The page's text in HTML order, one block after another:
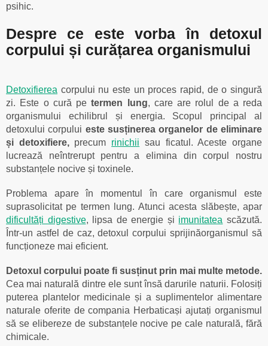
psihic.
Despre ce este vorba în detoxul
corpului și curățarea organismului
Detoxifierea corpului nu este un proces rapid, de o singură
zi. Este o cură petermen lung, care are rolul de a reda
organismului echilibrul și energia. Scopul principal al
detoxului corpului este susținerea organelor de eliminare
și detoxifiere,precum rinichii sau ficatul. Aceste organe
lucrează neîntrerupt pentru a elimina din corpul nostru
substanțele nocive și toxinele.
Problema apare în momentul în care organismul este
suprasolicitat pe termen lung. Atunci acesta slăbește, apar
dificultăți digestive, lipsa de energie și imunitatea scăzută.
Într-un astfel de caz, detoxul corpului sprijinăorganismul să
funcționeze mai eficient.
Detoxul corpului poate fi susținut prin mai multe metode.
Cea mai naturală dintre ele sunt însă darurile naturii. Folosiți
puterea plantelor medicinale și a suplimentelor alimentare
naturale oferite de compania Herbaticași ajutați organismul
să se elibereze de substanțele nocive pe cale naturală, fără
chimicale.